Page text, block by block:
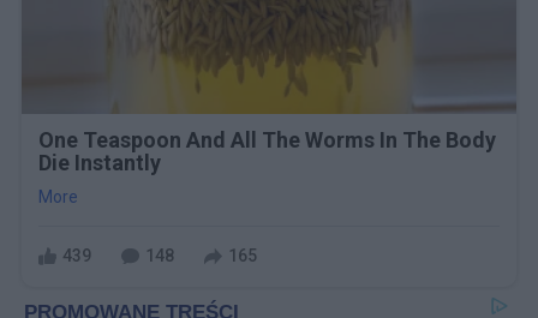
One Teaspoon And All The Worms In The Body
Die Instantly
More
439 148 165